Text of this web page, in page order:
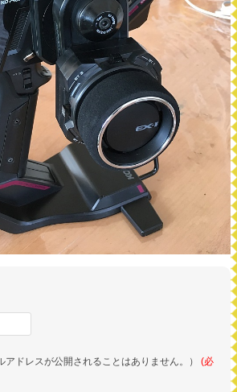
アドレスが公開されることはありません。） (必